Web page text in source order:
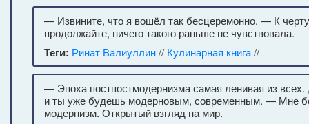
— Извините, что я вошёл так бесцеремонно. — К
продолжайте, ничего такого раньше не чувствовала.
Теги: Ринат Валиуллин// Кулинарная книга//
— Эпоха постпостмодернизма самая ленивая из
и ты уже будешь модерновым, современным. — Мне
модернизм. Открытый взгляд на мир.